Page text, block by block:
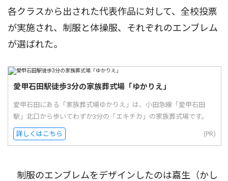
各クラスから出された代表作品に対して、全校投票
が実施され、制服と体操服、それぞれのエンブレム
が選ばれた。
愛甲石田駅徒歩3分の家族葬式場「ゆかりえ」
愛甲石田にある「家族葬式場ゆかりえ」は、小田急線「愛甲石田
駅」北口から歩いてわずか3分の「エキチカ」の家族葬式場です。
詳しくはこちら (PR)
制服のエンブレムをデザインしたのは嘉生（かし